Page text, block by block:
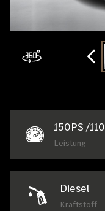
150PS /110
Leistung
Diesel
Kraftstoff